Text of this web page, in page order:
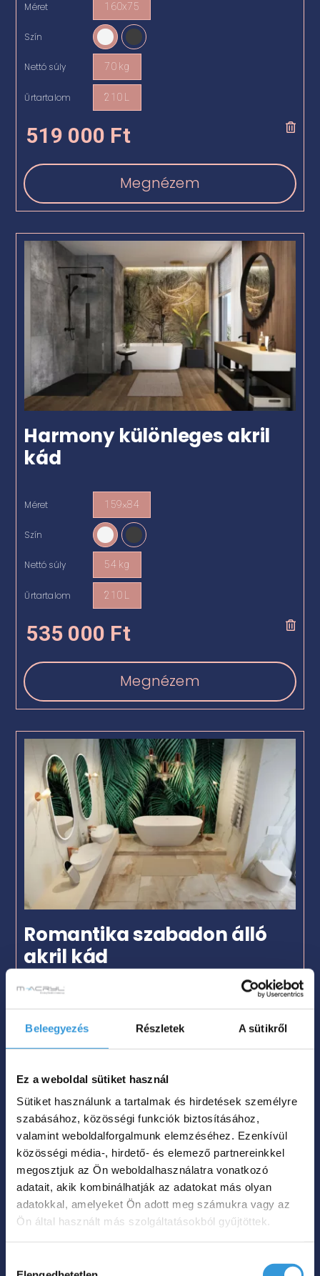
Beleegyezés Részletek A sütikről
Ez a weboldal sütiket használ
Sütiket használunk a tartalmak és hirdetések személyre
szabásához, közösségi funkciók biztosításához,
valamint weboldalforgalmunk elemzéséhez. Ezenkívül
közösségi média-, hirdető- és elemező partnereinkkel
megosztjuk az Ön weboldalhasználatra vonatkozó
adatait, akik kombinálhatják az adatokat más olyan
adatokkal, amelyeket Ön adott meg számukra vagy az
Ön által használt más szolgáltatásokból gyűjtöttek.
Méret 160x75
Szín
Nettó súly 70 kg
Űrtartalom 210 L
519 000 Ft
Megnézem
Harmony különleges akril
kád
Méret 159×84
Szín
Nettó súly 54 kg
Űrtartalom 210 L
535 000 Ft
Megnézem
Romantika szabadon álló
akril kád

Szín

535 000Ft
Megnézem